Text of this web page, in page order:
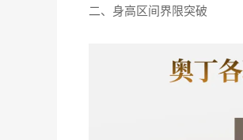
二、身高区间界限突破